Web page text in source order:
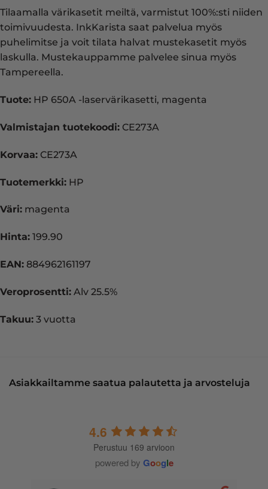
Tilaamalla värikasetit meiltä, varmistut 100%:sti niiden
toimivuudesta. InkKarista saat palvelua myös
puhelimitse ja voit tilata halvat mustekasetit myös
laskulla. Mustekauppamme palvelee sinua myös
Tampereella.
Tuote: HP 650A -laservärikasetti, magenta
Valmistajan tuotekoodi: CE273A
Korvaa: CE273A
Tuotemerkki: HP
Väri: magenta
Hinta: 199.90
EAN: 884962161197
Veroprosentti: Alv 25.5%
Takuu: 3 vuotta
Asiakkailtamme saatua palautetta ja arvosteluja
4.6
Perustuu 169 arvioon
powered by Google